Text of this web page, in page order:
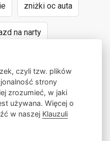
zniżki oc auta
na narty
lat
wypadków
lokalny pośrednik
czyli tzw. plików
strony
zrozumieć, w jaki
używana. Więcej o
w naszej Klauzuli